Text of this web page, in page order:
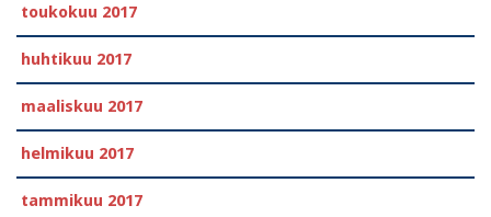
toukokuu 2017
huhtikuu 2017
maaliskuu 2017
helmikuu 2017
tammikuu 2017